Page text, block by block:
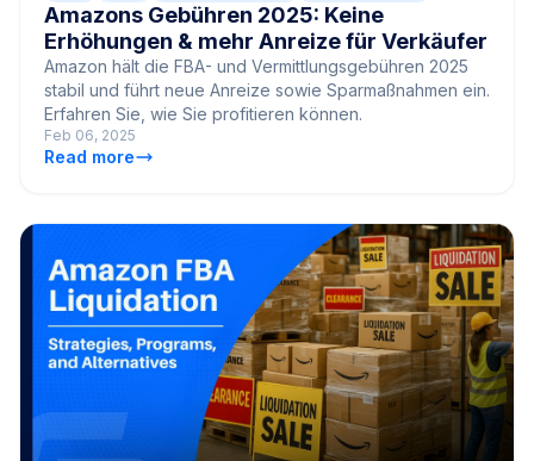
Amazons Gebühren 2025: Keine
Erhöhungen & mehr Anreize für Verkäufer
Amazon hält die FBA- und Vermittlungsgebühren 2025
stabil und führt neue Anreize sowie Sparmaßnahmen ein.
Erfahren Sie, wie Sie profitieren können.
Feb 06, 2025
Read more